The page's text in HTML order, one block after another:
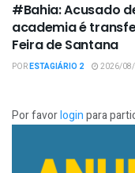
#Bahia: Acusado
academia é
Feira de Santana
PORESTAGIÁRIO 2 2026/
Por favorloginpara